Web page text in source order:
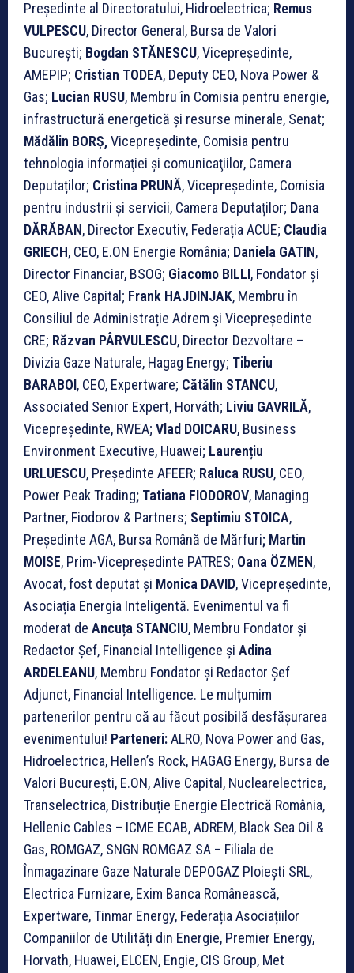
Președinte al Directoratului, Hidroelectrica; Remus
VULPESCU, Director General, Bursa de Valori
București; Bogdan STĂNESCU, Vicepreședinte,
AMEPIP; Cristian TODEA, Deputy CEO, Nova Power &
Gas; Lucian RUSU, Membru în Comisia pentru energie,
infrastructură energetică și resurse minerale, Senat;
Mădălin BORȘ,Vicepreședinte, Comisia pentru
tehnologia informaţiei și comunicaţiilor, Camera
Deputaților; Cristina PRUNĂ, Vicepreședinte, Comisia
pentru industrii şi servicii, Camera Deputaților; Dana
DĂRĂBAN, Director Executiv, Federația ACUE; Claudia
GRIECH, CEO, E.ON Energie România; Daniela GATIN,
Director Financiar, BSOG; Giacomo BILLI, Fondator și
CEO, Alive Capital; Frank HAJDINJAK, Membru în
Consiliul de Administrație Adrem și Vicepreședinte
CRE; Răzvan PÂRVULESCU, Director Dezvoltare –
Divizia Gaze Naturale, Hagag Energy; Tiberiu
BARABOI, CEO, Expertware; Cătălin STANCU,
Associated Senior Expert, Horváth; Liviu GAVRILĂ,
Vicepreședinte, RWEA; Vlad DOICARU, Business
Environment Executive, Huawei; Laurențiu
URLUESCU, Președinte AFEER; Raluca RUSU, CEO,
Power Peak Trading; Tatiana FIODOROV, Managing
Partner, Fiodorov & Partners; Septimiu STOICA,
Președinte AGA, Bursa Română de Mărfuri; Martin
MOISE, Prim-Vicepreședinte PATRES; Oana ÖZMEN,
Avocat, fost deputat și Monica DAVID, Vicepreședinte,
Asociația Energia Inteligentă. Evenimentul va fi
moderat de Ancuța STANCIU, Membru Fondator și
Redactor Șef, Financial Intelligence și Adina
ARDELEANU, Membru Fondator și Redactor Șef
Adjunct, Financial Intelligence. Le mulțumim
partenerilor pentru că au făcut posibilă desfășurarea
evenimentului! Parteneri:ALRO, Nova Power and Gas,
Hidroelectrica, Hellen’s Rock, HAGAG Energy, Bursa de
Valori București, E.ON, Alive Capital, Nuclearelectrica,
Transelectrica, Distribuție Energie Electrică România,
Hellenic Cables – ICME ECAB, ADREM, Black Sea Oil &
Gas, ROMGAZ, SNGN ROMGAZ SA – Filiala de
Înmagazinare Gaze Naturale DEPOGAZ Ploiești SRL,
Electrica Furnizare, Exim Banca Românească,
Expertware, Tinmar Energy, Federația Asociațiilor
Companiilor de Utilități din Energie, Premier Energy,
Horvath, Huawei, ELCEN, Engie, CIS Group, Met